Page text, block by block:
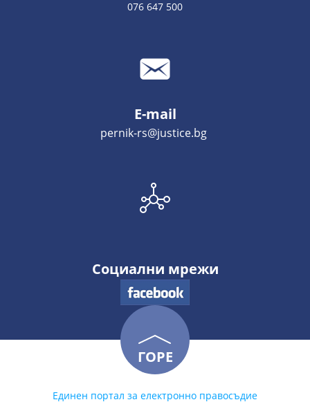
076 647 500
E-mail
pernik-rs@justice.bg
Социални мрежи
ГОРЕ
Единен портал за електронно правосъдие